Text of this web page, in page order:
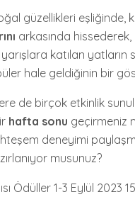
güzellikleri eşliğinde,
arkasında hissederek,
katılan yatların
hale geldiğinin bir
de birçok etkinlik
hafta sonu geçirmeniz
deneyimi
musunuz?
Ödüller 1-3 Eylül